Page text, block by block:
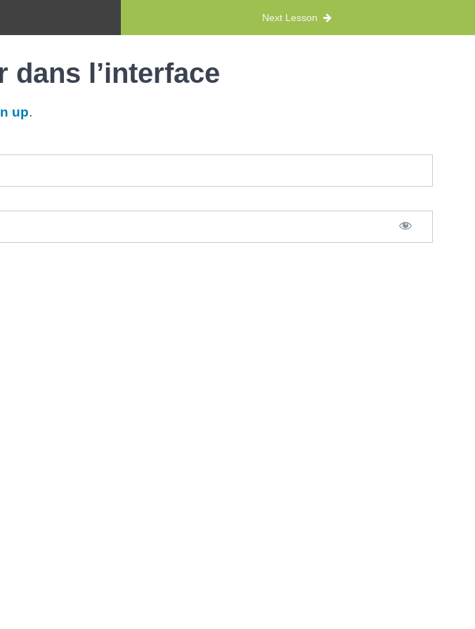
Next Lesson
dans l’interface
up.